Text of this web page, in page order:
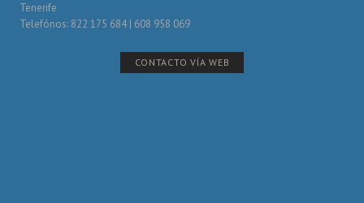
Tenerife
Telefónos: 822 175 684 | 608 958 069
CONTACTO VÍA WEB